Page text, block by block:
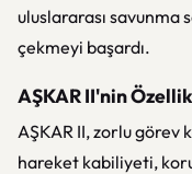
uluslararası
çekmeyi başardı.
AŞKAR II'nin
AŞKAR II, zorlu görev
hareket kabiliyeti,